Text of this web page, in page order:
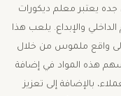
جده يعتبر معلم ديكورات
والإبداع. يلعب هذا
إلى واقع ملموس من خلال
هذه المواد في إضافة
بالإضافة إلى تعزيز